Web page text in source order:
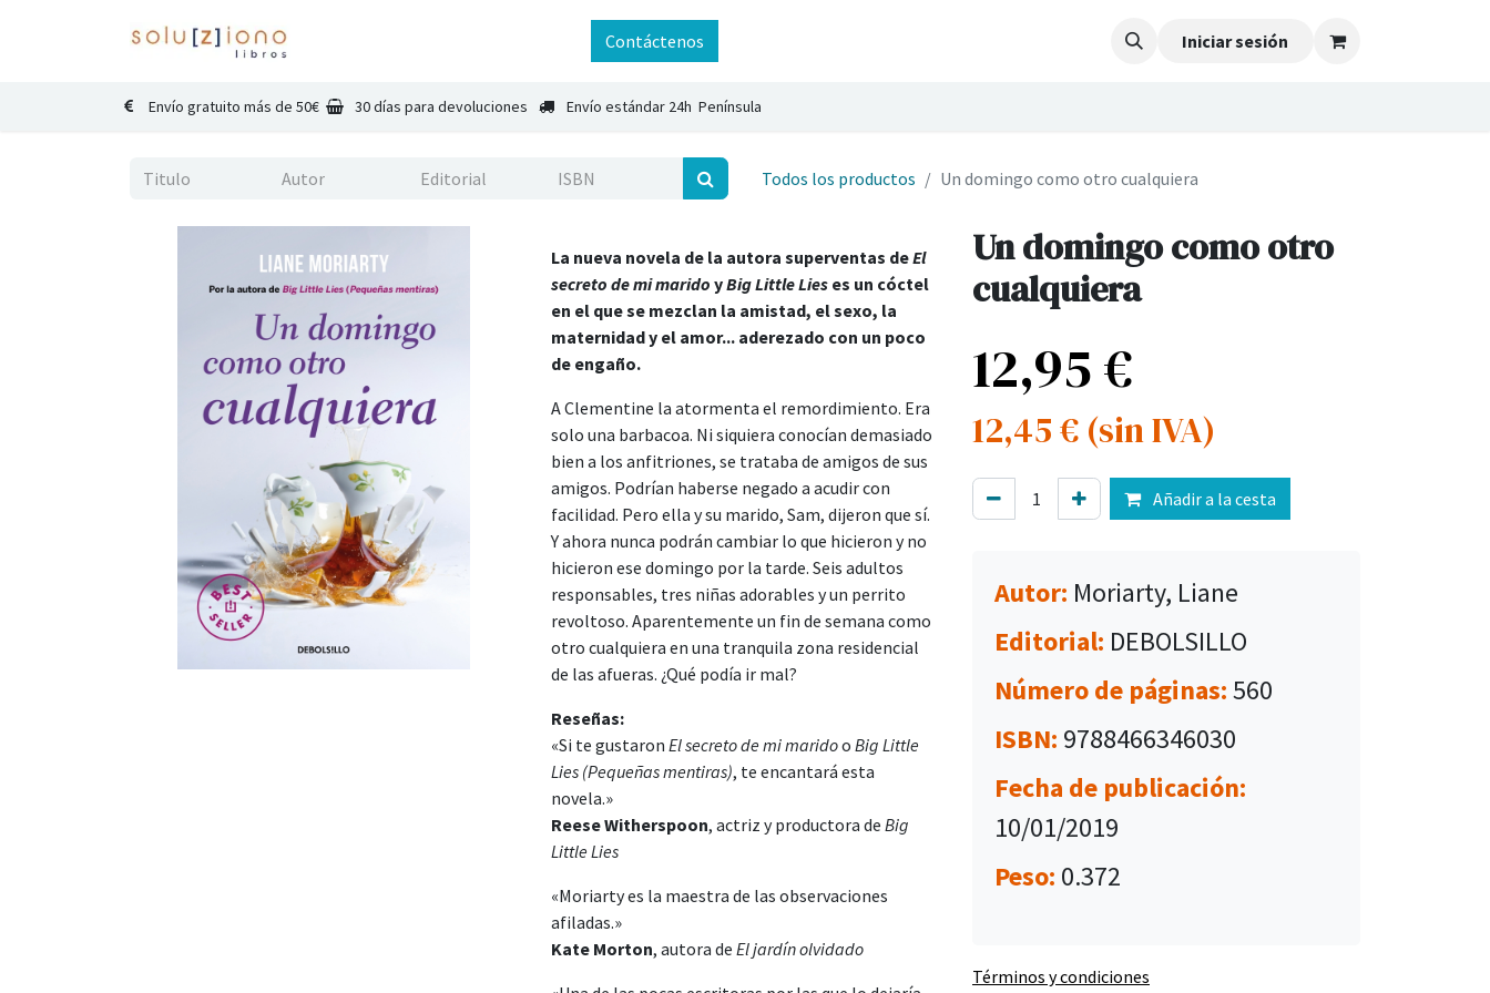
Contáctenos Iniciar sesión
Envío gratuito más de 50€ 30 días para devoluciones Envío estándar 24h Península
Todos los productos Un domingo como otro cualquiera
La nueva novela de la autora superventas deEl
secreto de mi marido yBig Little Lies es un cóctel
en el que se mezclan la amistad, el sexo, la
maternidad y el amor... aderezado con un poco
de engaño.
A Clementine la atormenta el remordimiento. Era
solo una barbacoa. Ni siquiera conocían demasiado
bien a los anfitriones, se trataba de amigos de sus
amigos. Podrían haberse negado a acudir con
facilidad. Pero ella y su marido, Sam, dijeron que sí.
Y ahora nunca podrán cambiar lo que hicieron y no
hicieron ese domingo por la tarde. Seis adultos
responsables, tres niñas adorables y un perrito
revoltoso. Aparentemente un fin de semana como
otro cualquiera en una tranquila zona residencial
de las afueras. ¿Qué podía ir mal?
Reseñas:
«Si te gustaron El secreto de mi maridoo Big Little
Lies (Pequeñas mentiras), te encantará esta
novela.»
Reese Witherspoon, actriz y productora de Big
Little Lies
«Moriarty es la maestra de las observaciones
afiladas.»
Kate Morton, autora de El jardín olvidado
Un domingo como otro
cualquiera
12,95€
12,45€ (sin IVA)
Añadir a la cesta
Autor: Moriarty, Liane
Editorial: DEBOLSILLO
Número de páginas:560
ISBN: 9788466346030
Fecha de publicación:
10/01/2019
Peso: 0.372
Términos y condiciones